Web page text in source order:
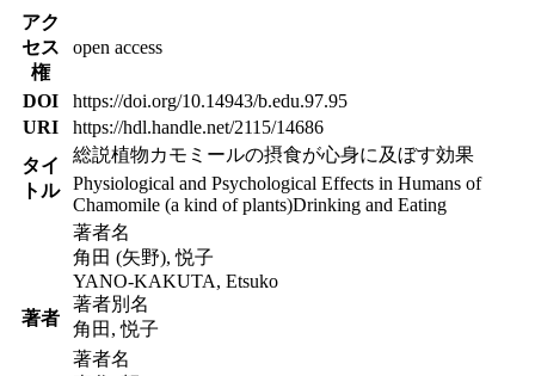
アク
セス
権
open access
DOI
https://doi.org/10.14943/b.edu.97.95
URI
https://hdl.handle.net/2115/14686
タイ
トル
総説植物カモミールの摂食が心身に及ぼす効果
Physiological and Psychological Effects in Humans of
Chamomile (a kind of plants)Drinking and Eating
著者
著者名
角田 (矢野), 悦子
YANO-KAKUTA, Etsuko
著者別名
角田, 悦子
著者名